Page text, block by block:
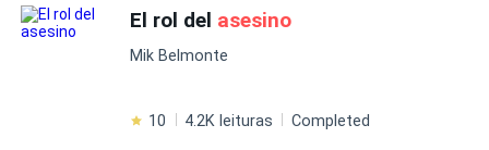
El rol del asesino
Mik Belmonte
10 4.2K leituras Completed